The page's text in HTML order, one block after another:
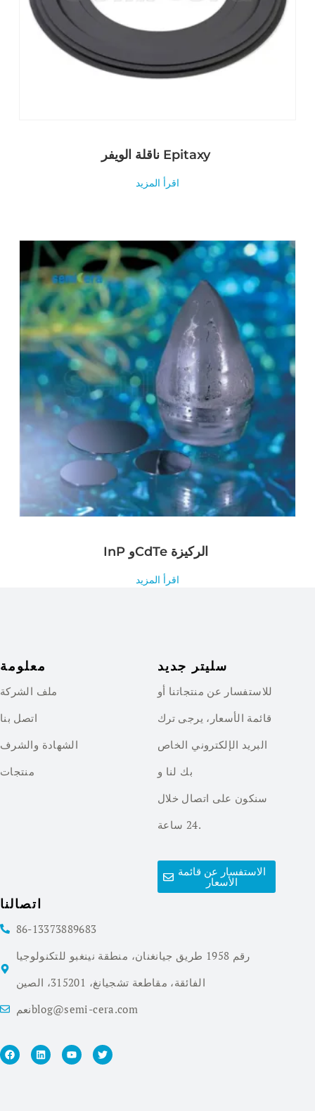
ناقلة الويفر Epitaxy
اقرأ المزيد
اقرأ المزيد
معلومة
ملف الشركة
اتصل بنا
الشهادة والشرف
منتجات
سليتر جديد
للاستفسار عن منتجاتنا أو
قائمة الأسعار، يرجى ترك
البريد الإلكتروني الخاص
بك لنا و
سنكون على اتصال خلال
24 ساعة.
الاستفسار عن قائمة
الأسعار
اتصالنا
86-13373889683
رقم 1958 طريق جيانغنان، منطقة نينغبو للتكنولوجيا
الفائقة، مقاطعة تشجيانغ، 315201، الصين
نعمblog@semi-cera.com